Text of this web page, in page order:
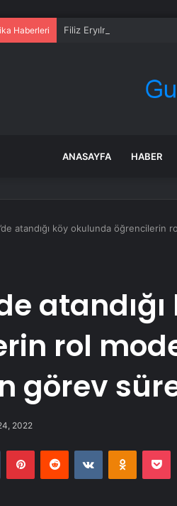
Haberleri Filiz Eryılmaz gram altın
ANASAYFA HABER
atandığı köy okulunda
rol
görev
2022
Tumblr PinterestReddit VKontakte